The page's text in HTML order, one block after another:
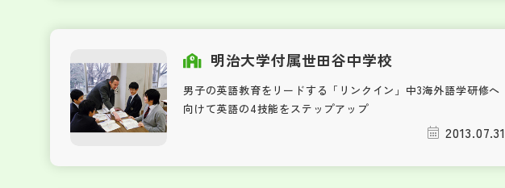
明治大学付属世田谷中学校
男子の英語教育をリードする「リンクイン」中3海外語学研修へ
向けて英語の4技能をステップアップ
2013.07.31